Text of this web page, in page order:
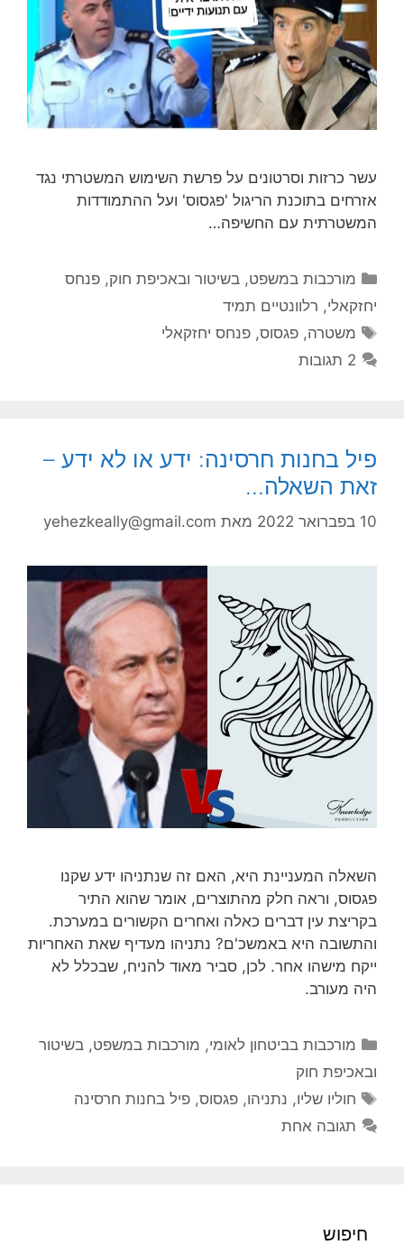
עשר כרזות וסרטונים על פרשת השימוש המשטרתי נגד
אזרחים בתוכנת הריגול 'פגסוס' ועל ההתמודדות
המשטרתית עם החשיפה…
קטגוריות
מורכבות במשפט, בשיטור ובאכיפת חוק,פנחס
יחזקאלי, רלוונטיים תמיד
תגיות
משטרה,פגסוס,פנחס יחזקאלי
2 תגובות
פיל בחנות חרסינה: ידע או לא ידע –
זאת השאלה…
10 בפברואר 2022 מאת yehezkeally@gmail.com
השאלה המעניינת היא, האם זה שנתניהו ידע שקנו
פגסוס, וראה חלק מהתוצרים, אומר שהוא התיר
בקריצת עין דברים כאלה ואחרים הקשורים במערכת.
והתשובה היא באמשכ'ם? נתניהו מעדיף שאת האחריות
ייקח מישהו אחר. לכן, סביר מאוד להניח, שבכלל לא
היה מעורב.
קטגוריות
מורכבות בביטחון לאומי, מורכבות במשפט, בשיטור
ובאכיפת חוק
תגיות
חוליו שליו, נתניהו,פגסוס,פיל בחנות חרסינה
תגובה אחת
חיפוש